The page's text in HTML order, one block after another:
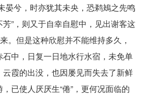
晏兮，时亦犹其未央，恐鹈鴂之先鸣
”，则又于自幸自慰中，见出谢客这
。但是这种欣慰并不能维持多久，
中，日复一日地水行水宿，未免单
霞的出没，也因屡见而失去了新鲜
已使人厌厌生“倦”，更何况面临的